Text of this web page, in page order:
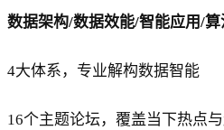
数据架构/数据效能/智能应用/算
4大体系，专业解构数据智能
16个主题论坛，覆盖当下热点